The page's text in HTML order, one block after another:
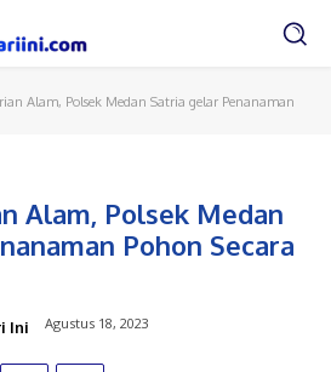
Alam, Polsek Medan Satria gelar Penanaman
Alam, Polsek Medan
Pohon Secara
Ini Agustus 18, 2023